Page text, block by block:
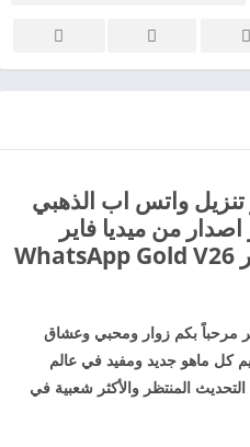
واتس اب الذهبي
من ميديا فاير
واتس اب بلس ضد الحظر WhatsApp Gold V26
مرحباً بكم زوار ومحبي وعشاق
كل ماهو جديد ومفيد في عالم
التحديث المنتظر والأكثر شعبية في